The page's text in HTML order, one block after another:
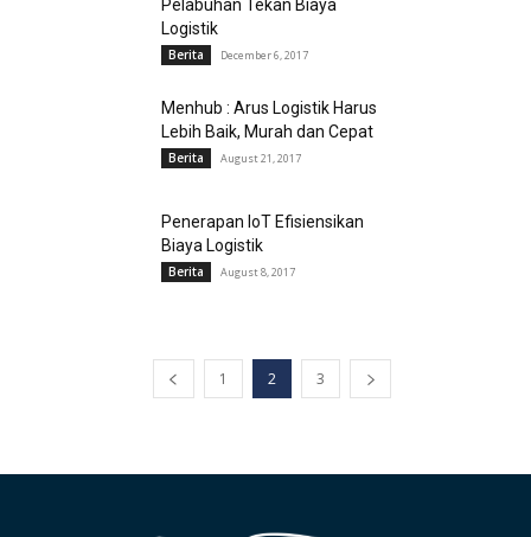
Pelabuhan Tekan Biaya
Logistik
Berita December 6, 2017
Menhub : Arus Logistik Harus
Lebih Baik, Murah dan Cepat
Berita August 21, 2017
Penerapan IoT Efisiensikan
Biaya Logistik
Berita August 8, 2017
1 2 3